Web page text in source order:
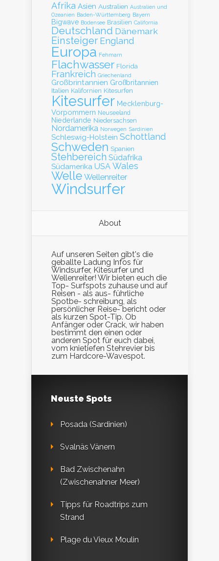
Afrika Asien Australien Australien und
Ozeanien Baden-Württemberg Bayern
Bigwave Bodensee Brasilien California
Deutschland Dänemark
Einsteiger England
Europa Fehmarn
Flachwasser Florida
Frankreich Griechenland
Großbrintannien Großbritannien
Italien Kalifornien Kitesurfen
Kitesurfer Mecklenburg-
Vorpommern Neuseeland
Niederlande Niedersachsen
Nordamerika Norwegen Sardinien
Schleswig-Holstein Schottland
Schweden Spanien
Stehbereich Südafrika
Südamerika USA Wales
Welle Wellenreiter
Windsurfer
About
Auf unseren Seiten gibt's die
geballte Ladung Infos für
Windsurfer, Kitesurfer und
Wellenreiter! Wir bieten euch die
Top- Surfspots zuhause und auf
Reisen - als aus- führliche
Spotbe- schreibung, als
persönlicher Reise- bericht oder
als kurzen Spot-Tip. Ob
Anfänger oder Crack, wir haben
bestimmt den einen oder
anderen Spot für euch dabei,
vom knietiefen Stehrevier bis
zum Hardcore-Wavespot.
Neuste Spots
Posada (Sardinien)
Svalnäs Vänern
Bad Zwischenahn
(Zwischenahner Meer)
Tipps für Roadtrips zum
Strand
Plage du Vieux Moulin